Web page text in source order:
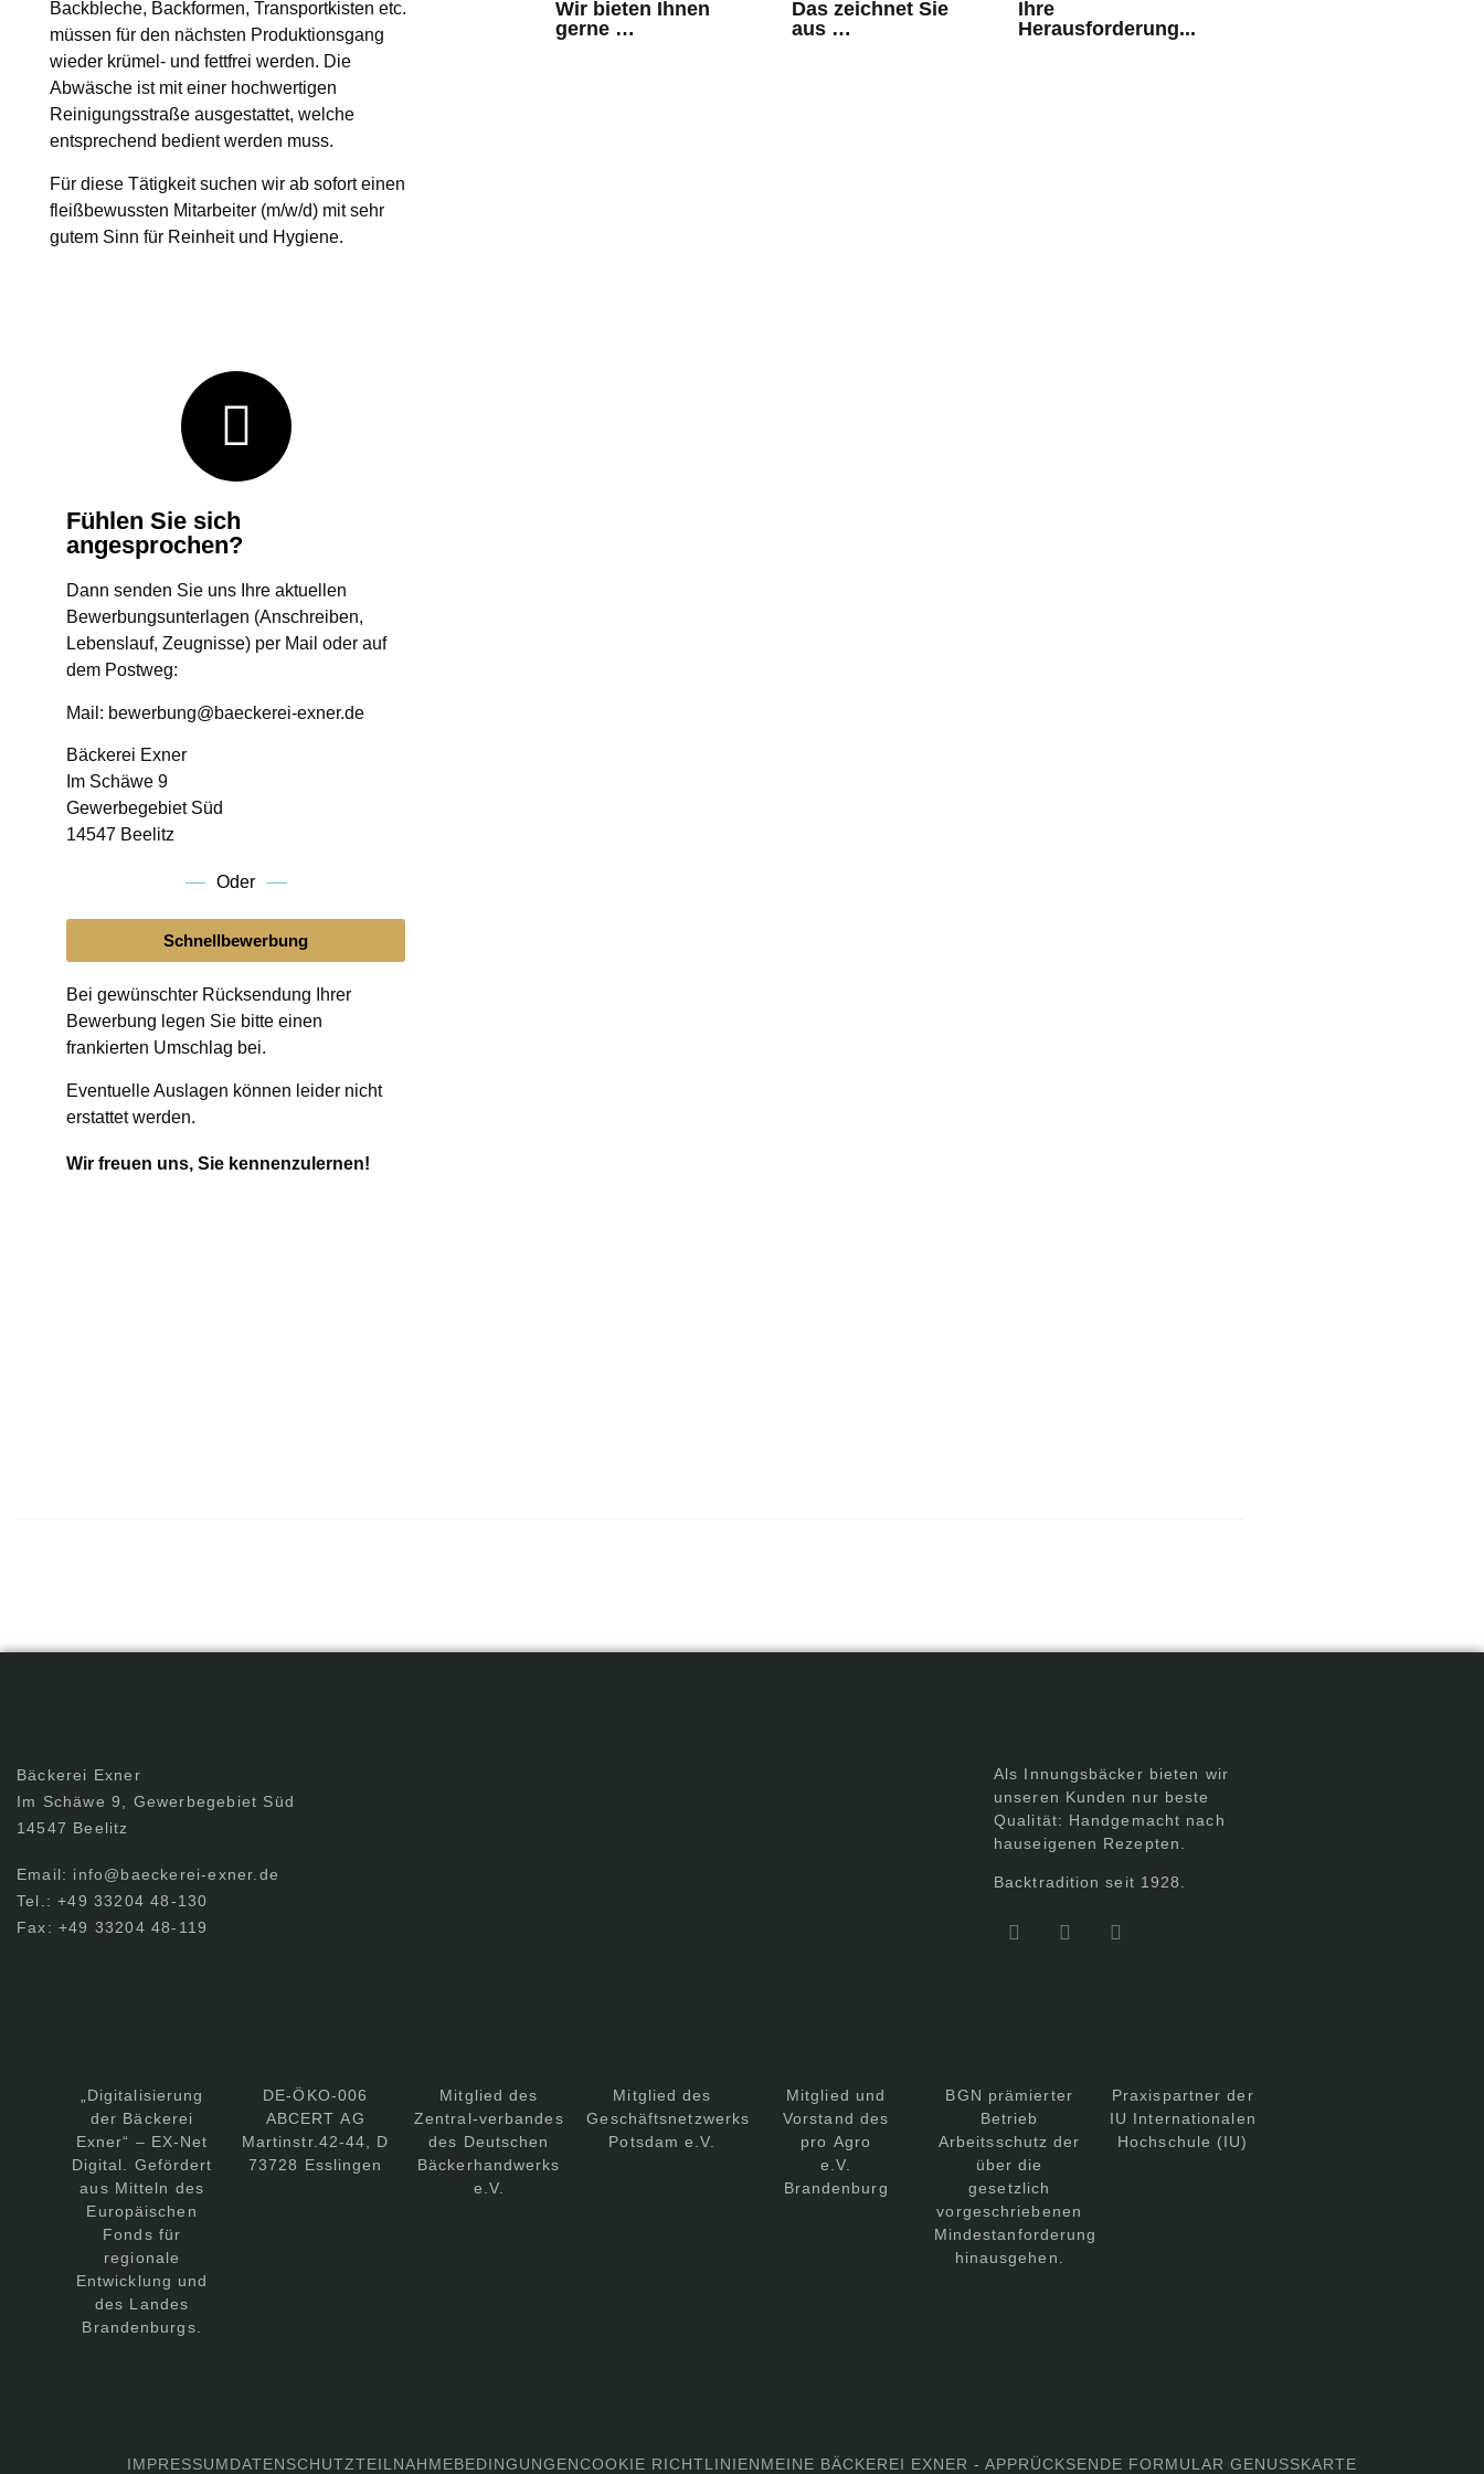
Backbleche, Backformen, Transportkisten etc.
müssen für den nächsten Produktionsgang
wieder krümel- und fettfrei werden. Die
Abwäsche ist mit einer hochwertigen
Reinigungsstraße ausgestattet, welche
entsprechend bedient werden muss.
Für diese Tätigkeit suchen wir ab sofort einen
fleißbewussten Mitarbeiter (m/w/d) mit sehr
gutem Sinn für Reinheit und Hygiene.
Fühlen Sie sich
angesprochen?
Dann senden Sie uns Ihre aktuellen
Bewerbungsunterlagen (Anschreiben,
Lebenslauf, Zeugnisse) per Mail oder auf
dem Postweg:
Mail: bewerbung@baeckerei-exner.de
Bäckerei Exner
Im Schäwe 9
Gewerbegebiet Süd
14547 Beelitz
Oder
Schnellbewerbung
Bei gewünschter Rücksendung Ihrer
Bewerbung legen Sie bitte einen
frankierten Umschlag bei.
Eventuelle Auslagen können leider nicht
erstattet werden.
Wir freuen uns, Sie kennenzulernen!
Wir bieten Ihnen
gerne …
Das zeichnet Sie
aus …
Ihre
Herausforderung...
Bäckerei Exner
Im Schäwe 9, Gewerbegebiet Süd
14547 Beelitz
Email: info@baeckerei-exner.de
Tel.: +49 33204 48-130
Fax: +49 33204 48-119
Als Innungsbäcker bieten wir
unseren Kunden nur beste
Qualität: Handgemacht nach
hauseigenen Rezepten.
Backtradition seit 1928.
„Digitalisierung
der Bäckerei
Exner“ – EX-Net
Digital. Gefördert
aus Mitteln des
Europäischen
Fonds für
regionale
Entwicklung und
des Landes
Brandenburgs.
DE-ÖKO-006
ABCERT AG
Martinstr.42-44, D
73728 Esslingen
Mitglied des
Zentral-verbandes
des Deutschen
Bäckerhandwerks
e.V.
Mitglied des
Geschäftsnetzwerks
Potsdam e.V.
Mitglied und
Vorstand des
pro Agro
e.V.
Brandenburg
BGN prämierter
Betrieb
Arbeitsschutz der
über die
gesetzlich
vorgeschriebenen
Mindestanforderung
hinausgehen.
Praxispartner der
IU Internationalen
Hochschule (IU)
IMPRESSUMDATENSCHUTZTEILNAHMEBEDINGUNGENCOOKIE RICHTLINIENMEINE BÄCKEREI EXNER - APPRÜCKSENDE FORMULAR GENUSSKARTE